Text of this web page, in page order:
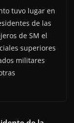
tuvo lugar en
de las
de SM el
superiores
militares